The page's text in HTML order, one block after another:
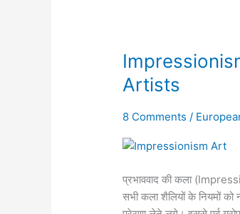
Artists
8 Comments /
प्रभाववाद की कला
सभी कला शैलियों के नियमों को
Impressionism
(प्रभाववाद
कला):
History,
&
Artists